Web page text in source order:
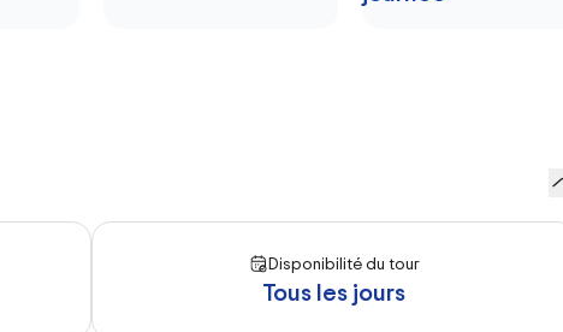
Disponibilité du tour
Tous les jours